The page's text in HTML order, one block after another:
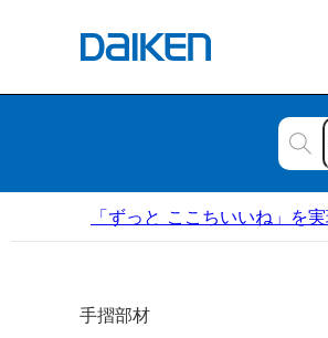
「ずっと ここちいいね」を
手摺部材